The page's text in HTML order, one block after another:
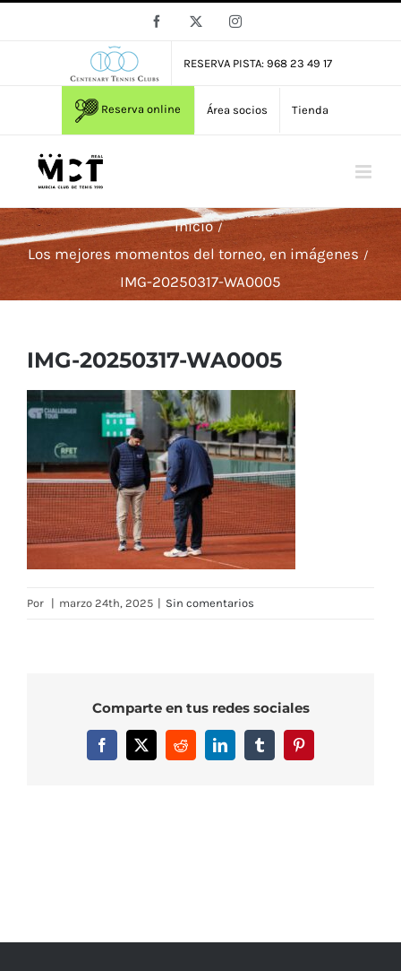
Facebook Instagram
RESERVA PISTA: 968 23 49 17
Reserva online Área socios Tienda
Inicio
Los mejores momentos del torneo, en imágenes
IMG-20250317-WA0005
IMG-20250317-WA0005
Por | marzo 24th, 2025 | Sin comentarios
Comparte en tus redes sociales
Facebook
X RedditLinkedInTumblrPinterest